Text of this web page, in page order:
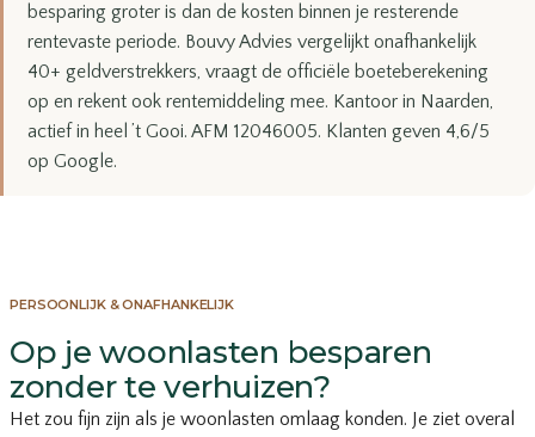
besparing groter is dan de kosten binnen je resterende
rentevaste periode. Bouvy Advies vergelijkt onafhankelijk
40+ geldverstrekkers, vraagt de officiële boeteberekening
op en rekent ook rentemiddeling mee. Kantoor in Naarden,
actief in heel ’t Gooi. AFM 12046005. Klanten geven 4,6/5
op Google.
PERSOONLIJK & ONAFHANKELIJK
Op je woonlasten besparen
zonder te verhuizen?
Het zou fijn zijn als je woonlasten omlaag konden. Je ziet overal